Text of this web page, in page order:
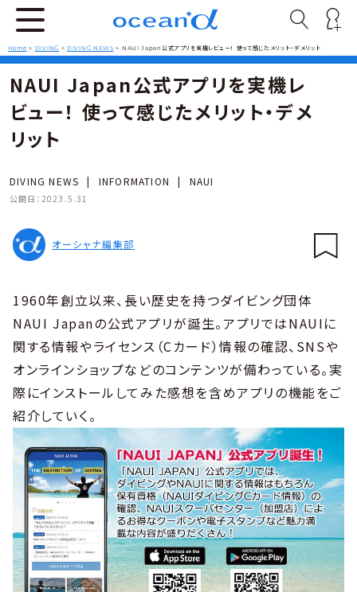
Home > DIVING >DIVING NEWS > NAUI Japan公式アプリを実機レビュー！ 使って感じたメリット・デメリット
NAUI Japan公式アプリを実機レ
ビュー！ 使って感じたメリット・デメ
リット
DIVING NEWS | INFORMATION | NAUI
公開日： 2023.5.31
オーシャナ編集部
1960年創立以来、長い歴史を持つダイビング団体
NAUI Japanの公式アプリが誕生。アプリではNAUIに
関する情報やライセンス（Cカード）情報の確認、SNSや
オンラインショップなどのコンテンツが備わっている。実
際にインストールしてみた感想を含めアプリの機能をご
紹介していく。